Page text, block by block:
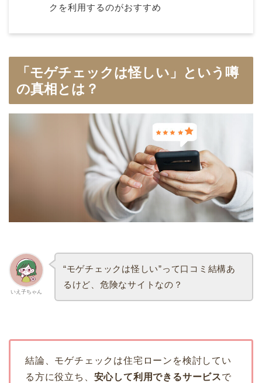
クを利用するのがおすすめ
「モゲチェックは怪しい」という噂
の真相とは？
いえ子ちゃん
“モゲチェックは怪しい”って口コミ結構あ
るけど、危険なサイトなの？
結論、モゲチェックは住宅ローンを検討してい
る方に役立ち、 安心して利用できるサービスで